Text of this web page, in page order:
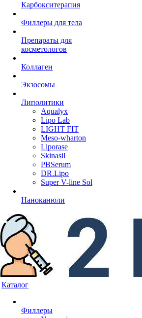
Карбокситерапия
Филлеры для тела
Препараты для
косметологов
Коллаген
Экзосомы
Липолитики
Aqualyx
Lipo Lab
LIGHT FIT
Meso-wharton
Liporase
Skinasil
PBSerum
DR.Lipo
Super V-line Sol
Наноканюли
Каталог
Филлеры